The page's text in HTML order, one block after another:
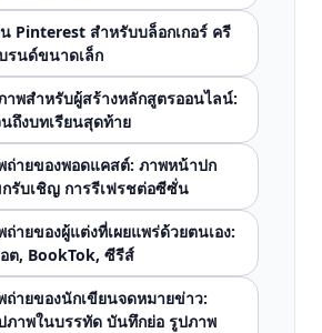
Pinterest สำหรับบล็อกเกอร์ ครี
รนด์ขนาดเล็ก
าพสำหรับผู้สร้างหลักสูตรออนไลน์:
ถึงบทเรียนสุดท้าย
ถ่ายของพอดแคสต์: ภาพหน้าปก
รับเชิญ การรีเฟรชต่อซีซั่น
ถ่ายของผู้แต่งที่เผยแพร่ด้วยตนเอง:
ต, BookTok, ซีรีส์
ถ่ายของนักเขียนจดหมายข่าว:
ภาพในบรรทัด บันทึกย่อ รูปภาพ